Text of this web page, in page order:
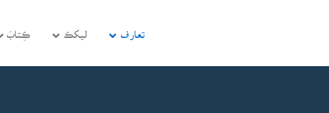
تعارف ليکڪ ڪِتابَ